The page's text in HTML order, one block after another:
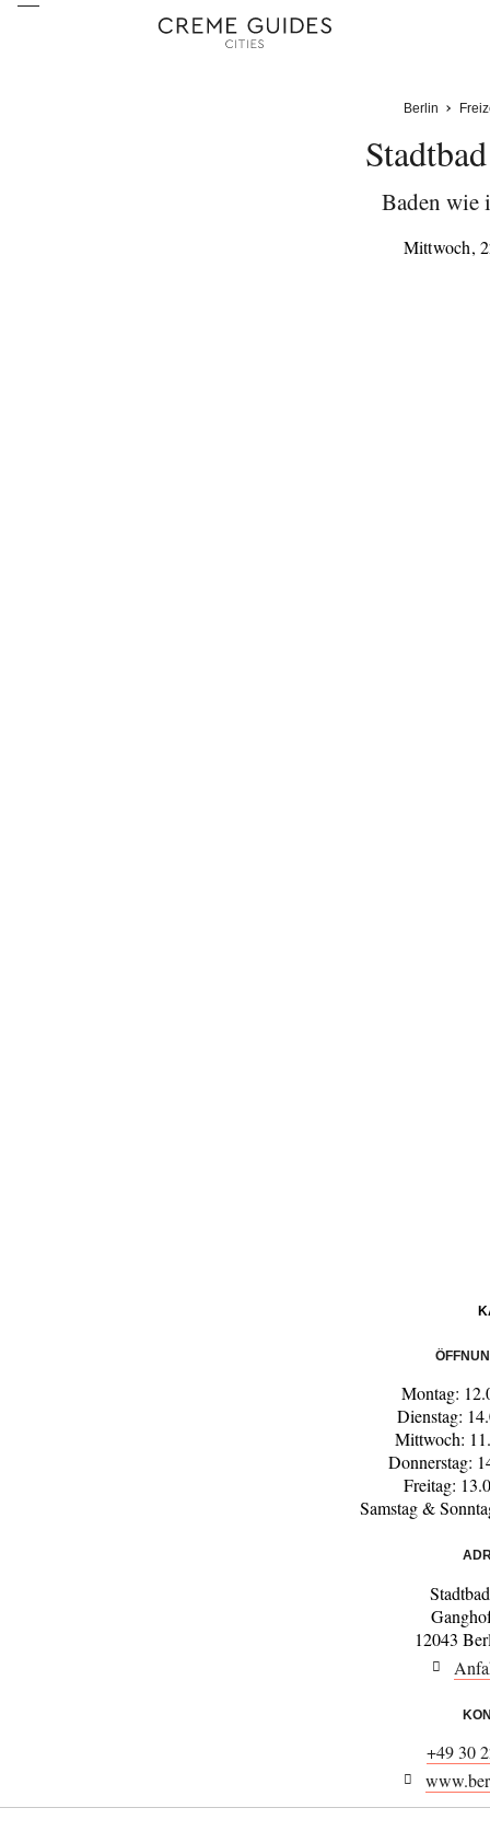
Berlin
Baden wie
Mittwoch,
Montag:
Dienstag:
Mittwoch:
Donnerstag:
Freitag:
Samstag &
12043
+49 30